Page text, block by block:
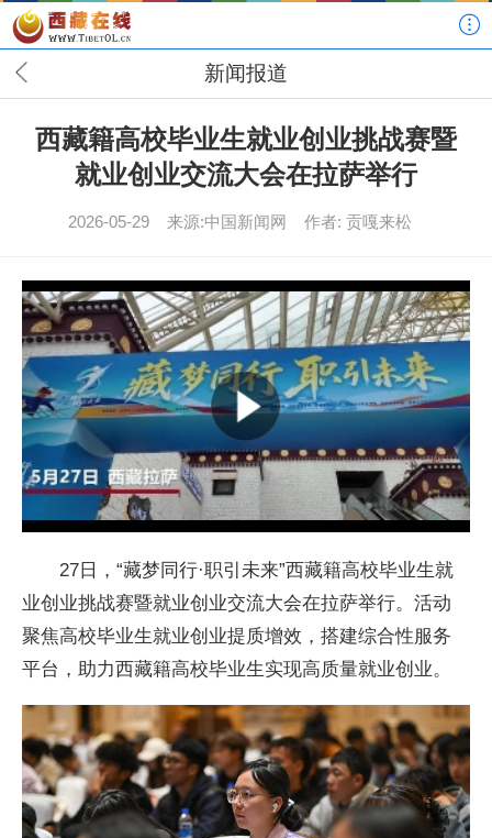
新闻报道
西藏籍高校毕业生就业创业挑战赛暨
就业创业交流大会在拉萨举行
2026-05-29 来源:中国新闻网 作者: 贡嘎来松
27日，“藏梦同行·职引未来”西藏籍高校毕业生就
业创业挑战赛暨就业创业交流大会在拉萨举行。活动
聚焦高校毕业生就业创业提质增效，搭建综合性服务
平台，助力西藏籍高校毕业生实现高质量就业创业。